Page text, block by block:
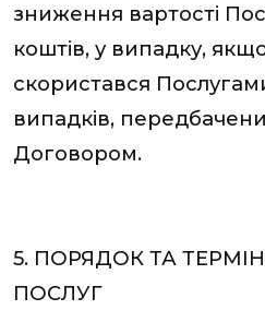
зниження вартості
коштів, у випадку,
скористався
випадків,
Договором.
5. ПОРЯДОК ТА
ПОСЛУГ